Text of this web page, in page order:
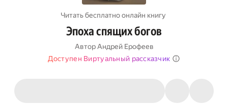
Читать бесплатно онлайн книгу
Эпоха спящих богов
Автор Андрей Ерофеев
Доступен Виртуальный рассказчик